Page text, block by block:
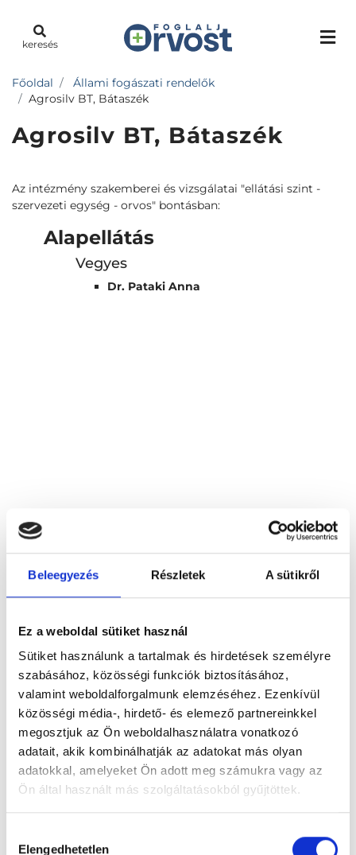
Beleegyezés Részletek A sütikről
Ez a weboldal sütiket használ
Sütiket használunk a tartalmak és hirdetések személyre
szabásához, közösségi funkciók biztosításához,
valamint weboldalforgalmunk elemzéséhez. Ezenkívül
közösségi média-, hirdető- és elemező partnereinkkel
megosztjuk az Ön weboldalhasználatra vonatkozó
adatait, akik kombinálhatják az adatokat más olyan
adatokkal, amelyeket Ön adott meg számukra vagy az
Ön által használt más szolgáltatásokból gyűjtöttek.
szabályzat:https://foglaljorvost.hu/info/foglaljorvost-
kiválasztása
Elengedhetetlen
keresés
Főoldal
Állami fogászati rendelők
Agrosilv BT, Bátaszék
Agrosilv BT, Bátaszék
Az intézmény szakemberei és vizsgálatai "ellátási szint -
szervezeti egység - orvos" bontásban:
Alapellátás
Vegyes
Dr. Pataki Anna
Agrosilv BT, Bátaszék
Foglalj időpontot megbízható
magánorvosokhoz most!
Válassz szakterületet
Válassz helyszínt